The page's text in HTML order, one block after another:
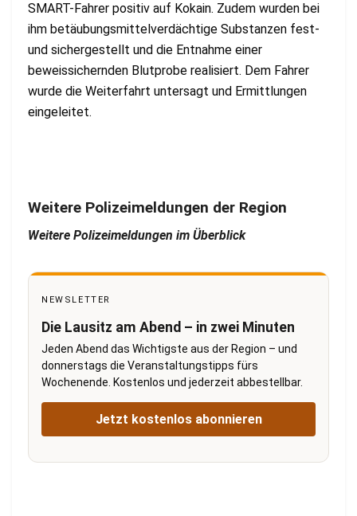
SMART-Fahrer positiv auf Kokain. Zudem wurden bei
ihm betäubungsmittelverdächtige Substanzen fest-
und sichergestellt und die Entnahme einer
beweissichernden Blutprobe realisiert. Dem Fahrer
wurde die Weiterfahrt untersagt und Ermittlungen
eingeleitet.
Weitere Polizeimeldungen der Region
Weitere Polizeimeldungen im Überblick
NEWSLETTER
Die Lausitz am Abend – in zwei Minuten
Jeden Abend das Wichtigste aus der Region – und
donnerstags die Veranstaltungstipps fürs
Wochenende. Kostenlos und jederzeit abbestellbar.
Jetzt kostenlos abonnieren